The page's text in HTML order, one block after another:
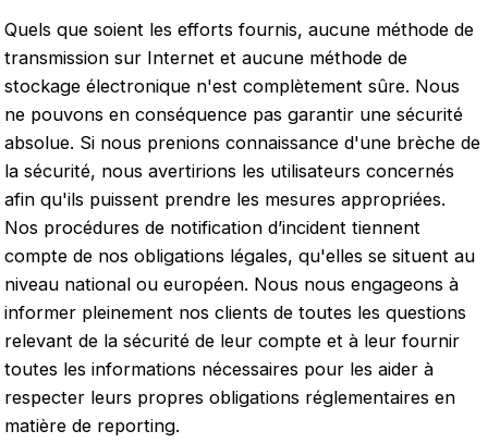
Quels que soient les efforts fournis, aucune méthode de
transmission sur Internet et aucune méthode de
stockage électronique n'est complètement sûre. Nous
ne pouvons en conséquence pas garantir une sécurité
absolue. Si nous prenions connaissance d'une brèche de
la sécurité, nous avertirions les utilisateurs concernés
afin qu'ils puissent prendre les mesures appropriées.
Nos procédures de notification d’incident tiennent
compte de nos obligations légales, qu'elles se situent au
niveau national ou européen. Nous nous engageons à
informer pleinement nos clients de toutes les questions
relevant de la sécurité de leur compte et à leur fournir
toutes les informations nécessaires pour les aider à
respecter leurs propres obligations réglementaires en
matière de reporting.